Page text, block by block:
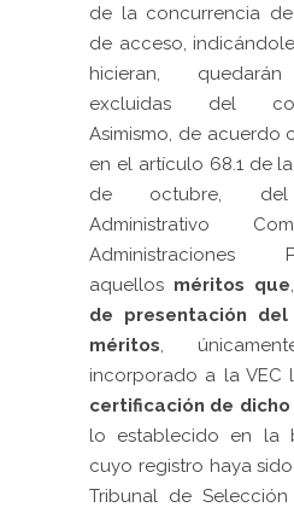
de la concurrencia
de acceso,
hicieran, quedarán
excluidas del
Asimismo, de acuerdo
en el artículo 68.1 de
de octubre, del
Administrativo
Administraciones
aquellos méritos que
de presentación
méritos ,
incorporado a la
certificación de
lo establecido en la
cuyo registro haya
Tribunal de